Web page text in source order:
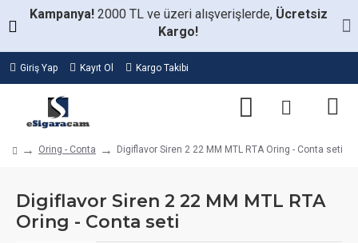
Kampanya! 2000 TL ve üzeri alışverişlerde, Ücretsiz
Kargo!
Giriş Yap Kayıt Ol Kargo Takibi
Oring - Conta Digiflavor Siren 2 22 MM MTL RTA Oring - Conta seti
Digiflavor Siren 2 22 MM MTL RTA
Oring - Conta seti